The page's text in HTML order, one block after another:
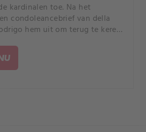
kardinalen toe. Na het
condoleancebrief van della
hem uit om terug te keren